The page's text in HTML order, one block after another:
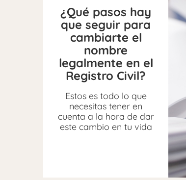
¿Qué pasos hay
que seguir para
cambiarte el
nombre
legalmente en el
Registro Civil?
Estos es todo lo que
necesitas tener en
cuenta a la hora de dar
este cambio en tu vida